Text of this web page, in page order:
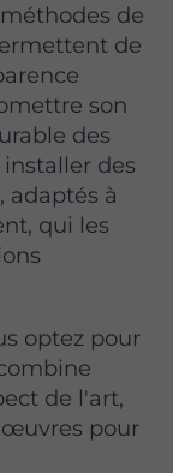
de
de
son
des
des
adaptés à
qui les
optez pour
de l'art,
œuvres pour